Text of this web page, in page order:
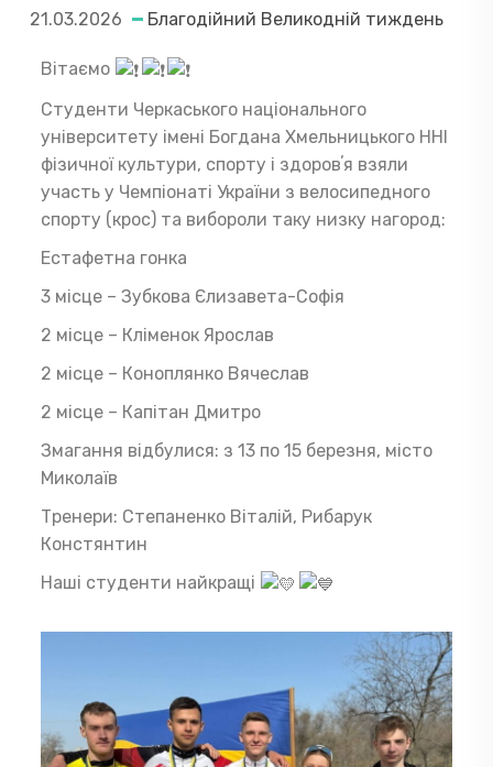
21.03.2026 Благодійний Великодній тиждень
Вітаємо
Студенти Черкаського національного
університету імені Богдана Хмельницького ННІ
фізичної культури, спорту і здоровʼя взяли
участь у Чемпіонаті України з велосипедного
спорту (крос) та вибороли таку низку нагород:
Естафетна гонка
3 місце – Зубкова Єлизавета-Софія
2 місце – Кліменок Ярослав
2 місце – Коноплянко Вячеслав
2 місце – Капітан Дмитро
Змагання відбулися: з 13 по 15 березня, місто
Миколаїв
Тренери: Степаненко Віталій, Рибарук
Констянтин
Наші студенти найкращі